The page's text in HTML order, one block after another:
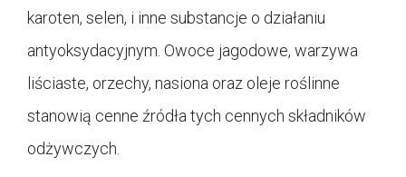
karoten, selen, i inne substancje o działaniu
antyoksydacyjnym. Owoce jagodowe, warzywa
liściaste, orzechy, nasiona oraz oleje roślinne
stanowią cenne źródła tych cennych składników
odżywczych.